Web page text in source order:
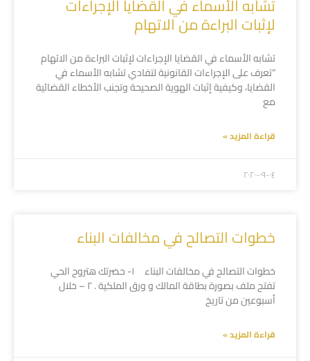
تشابه الأسماء في القضايا الإجراءات
لإثبات البراءة من الاتهام
تشابه الأسماء في القضايا الإجراءات لإثبات البراءة من الاتهام
“تعرف على الإجراءات القانونية لتفادي تشابه الأسماء في
القضايا، وكيفية إثبات الهوية الصحيحة وتجنب الأخطاء القضائية
مع
قراءة المزيد »
۲۰۲۰-۰۹-۰٤
خطوات التصالح في مخالفات البناء
خطوات التصالح في مخالفات البناء ١- حضرتك هتروح الحي
تفتح ملف بصورة بطاقة المالك و ورق الملكية . ٢ – خلال
أسبوعين من تاريخ
قراءة المزيد »